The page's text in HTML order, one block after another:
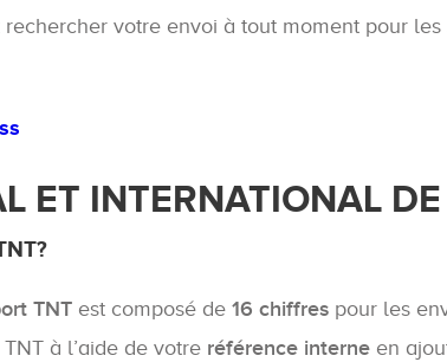
rechercher votre envoi à tout moment pour
ET INTERNATIONAL
TNT est composé de 16 chiffres pour les
à l’aide de votre référence interne en